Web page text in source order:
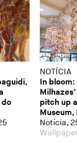
NOTÍCIA
In
pitch up
Museum,
Notícia,